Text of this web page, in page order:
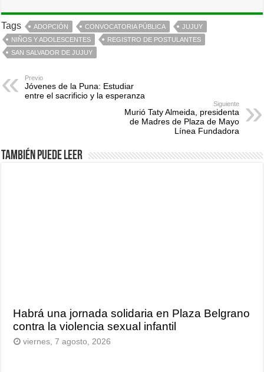
Tags ADOPCIÓN CONVOCATORIA PÚBLICA
JUJUY
NIÑOS Y ADOLESCENTES
REGISTRO DE POSTULANTES
SAN SALVADOR DE JUJUY
Previo
Jóvenes de la Puna: Estudiar
entre el sacrificio y la esperanza
Siguiente
Murió Taty Almeida, presidenta
de Madres de Plaza de Mayo
Línea Fundadora
También puede leer
Habrá una jornada solidaria en Plaza Belgrano
contra la violencia sexual infantil
viernes, 7 agosto, 2026